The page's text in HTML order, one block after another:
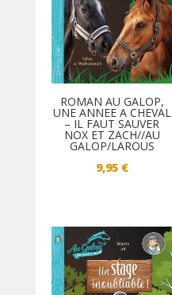
ROMAN AU GALOP,
UNE ANNEE A CHEVAL
– IL FAUT SAUVER
NOX ET ZACH//AU
GALOP/LAROUS
9,95 €